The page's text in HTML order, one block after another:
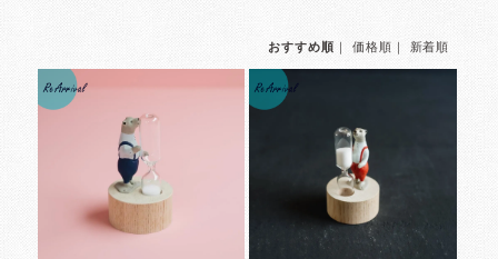
おすすめ順 価格順 新着順